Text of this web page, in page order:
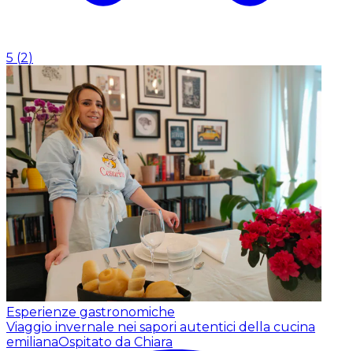
5 (2)
Esperienze gastronomiche
Viaggio invernale nei sapori autentici della cucina
emilianaOspitato da Chiara